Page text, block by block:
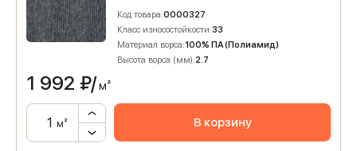
Код товара:0000327
Класс износостойкости:33
Материал ворса:100% ПА (Полиамид)
Высота ворса (мм):2.7
1 992 ₽/м²
м² В корзину